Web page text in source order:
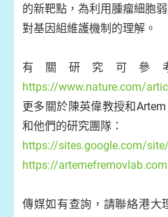
的新靶點，為利用腫瘤細胞
對基因組維護機制的理解。
有關研究可參
https://www.nature.com/
更多關於陳英偉教授和
和他們的研究團隊：
https://sites.google.com/
https://artemefremovlab.com
傳媒如有查詢，請聯絡港大